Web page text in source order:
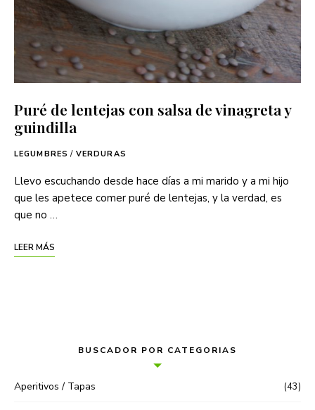
Puré de lentejas con salsa de vinagreta y
guindilla
LEGUMBRES / VERDURAS
Llevo escuchando desde hace días a mi marido y a mi hijo
que les apetece comer puré de lentejas, y la verdad, es
que no …
LEER MÁS
BUSCADOR POR CATEGORIAS
Aperitivos / Tapas (43)